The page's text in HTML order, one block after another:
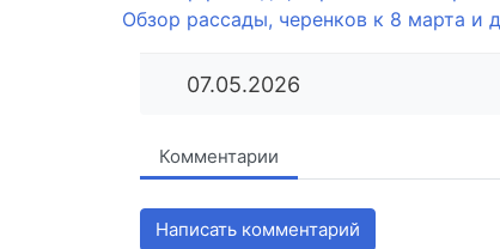
Обзор рассады, черенков к 8 марта и
07.05.2026
Комментарии
Написать комментарий